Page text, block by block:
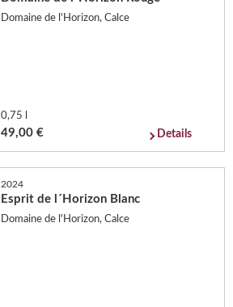
Domaine de l'Horizon, Calce
0,75 l
49,00 € Details
2024
Esprit de l´Horizon Blanc
Domaine de l'Horizon, Calce